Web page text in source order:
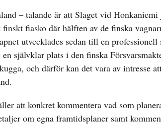
– talande är att Slaget vid Honkaniemi
fiasko där hälften av de finska
utvecklades sedan till en
självklar plats i den finska
och därför kan det vara av intresse
att konkret kommentera vad som
om egna framtidsplaner samt